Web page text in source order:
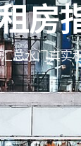
房
总水门真实